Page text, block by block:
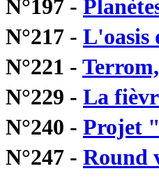
N°197 -
N°217 - L'oasis
N°221 -
N°229 - La
N°240 - Projet
N°247 - Round